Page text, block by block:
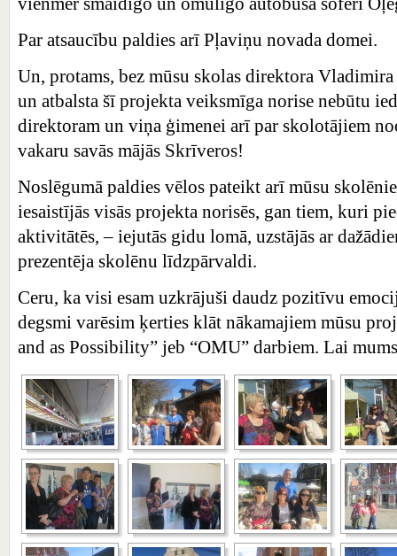
Par atsaucību paldies arī Pļaviņu novada domei.
Un, protams, bez mūsu skolas direktora
un atbalsta šī projekta veiksmīga norise nebūtu
direktoram un viņa ģimenei arī par skolotājiem
vakaru savās mājās Skrīveros!
Noslēgumā paldies vēlos pateikt arī mūsu
iesaistījās visās projekta norisēs, gan tiem, kuri
aktivitātēs, – iejutās gidu lomā, uzstājās ar
prezentēja skolēnu līdzpārvaldi.
Ceru, ka visi esam uzkrājuši daudz pozitīvu
degsmi varēsim ķerties klāt nākamajiem mūsu
and as Possibility” jeb “OMU” darbiem. Lai